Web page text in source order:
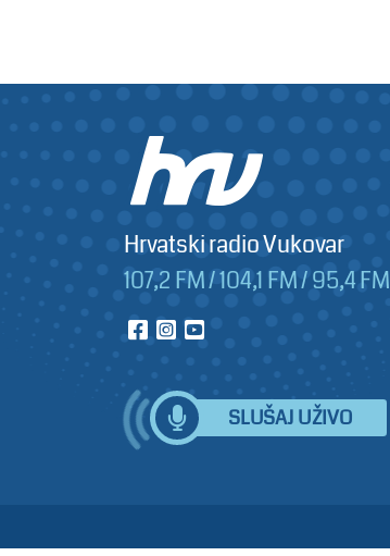
Hrvatski radio Vukovar
107,2 FM / 104,1 FM / 95,4 FM
SLUŠAJ UŽIVO